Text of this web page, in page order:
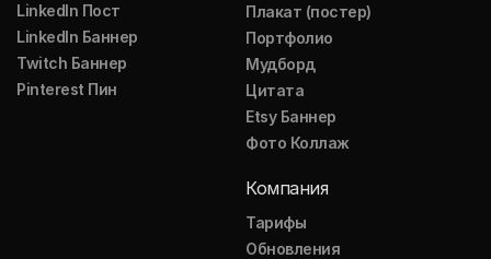
LinkedIn Пост
LinkedIn Баннер
Twitch Баннер
Pinterest Пин
Плакат (постер)
Портфолио
Мудборд
Цитата
Etsy Баннер
Фото Коллаж
Компания
Тарифы
Обновления